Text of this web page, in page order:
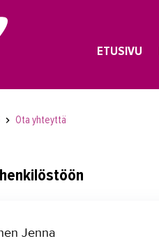
ETUSIVU
Ota yhteyttä
Jenna